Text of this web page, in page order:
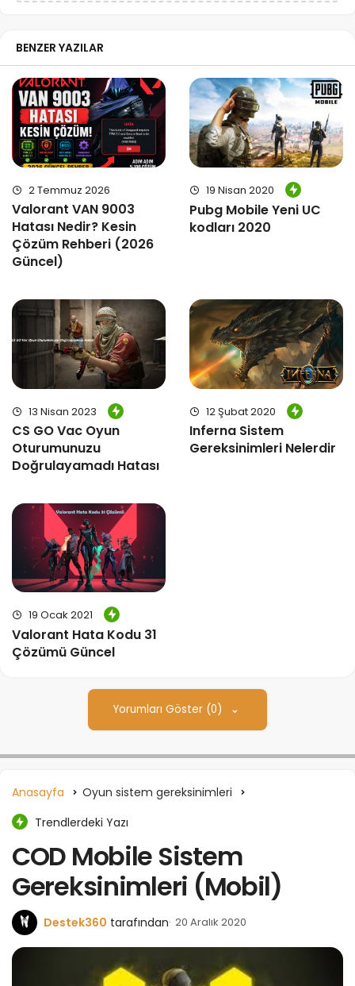
BENZER YAZILAR
2 Temmuz 2026
Valorant VAN 9003
Hatası Nedir? Kesin
Çözüm Rehberi (2026
Güncel)
19 Nisan 2020
Pubg Mobile Yeni UC
kodları 2020
13 Nisan 2023
CS GO Vac Oyun
Oturumunuzu
Doğrulayamadı Hatası
12 Şubat 2020
Inferna Sistem
Gereksinimleri Nelerdir
19 Ocak 2021
Valorant Hata Kodu 31
Çözümü Güncel
Yorumları Göster (0)
Anasayfa
Oyun sistem gereksinimleri
Trendlerdeki Yazı
COD Mobile Sistem
Gereksinimleri (Mobil)
Destek360 tarafından 20 Aralık 2020